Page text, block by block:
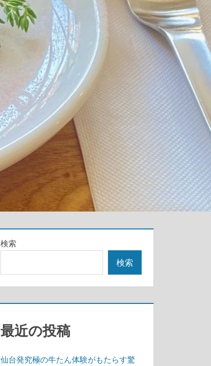
検索
検索
最近の投稿
仙台発究極の牛たん体験がもたらす驚